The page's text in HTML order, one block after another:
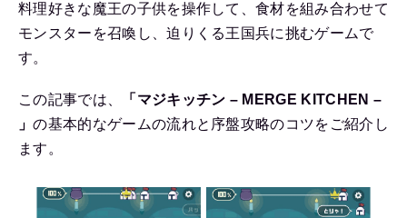
料理好きな魔王の子供を操作して、食材を組み合わせて
モンスターを召喚し、迫りくる王国兵に挑むゲームで
す。
この記事では、
「マジキッチン – MERGE KITCHEN –
」の基本的なゲームの流れと序盤攻略のコツをご紹介し
ます。